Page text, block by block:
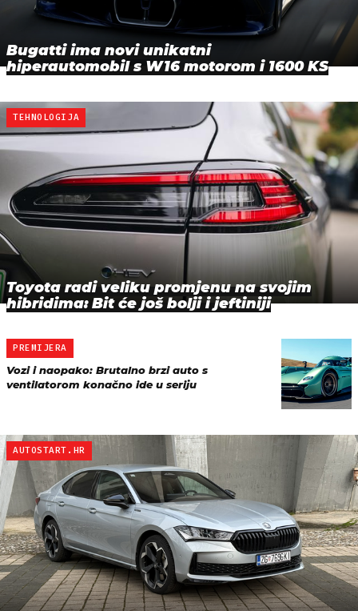
Bugatti ima novi unikatni
hiperautomobil s W16 motorom i 1600 KS
TEHNOLOGIJA
Toyota radi veliku promjenu na svojim
hibridima: Bit će još bolji i jeftiniji
PREMIJERA
Vozi i naopako: Brutalno brzi auto s
ventilatorom konačno ide u seriju
AUTOSTART.HR